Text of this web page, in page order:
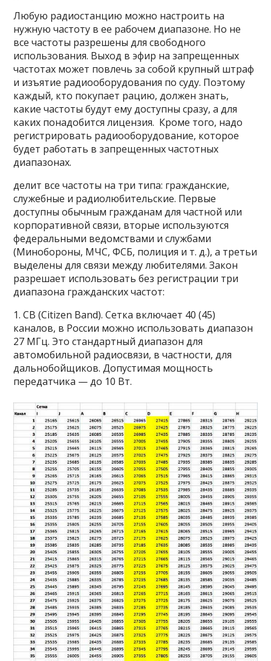
Любую радиостанцию можно настроить на
нужную частоту в ее рабочем диапазоне. Но не
все частоты разрешены для свободного
использования. Выход в эфир на запрещенных
частотах может повлечь за собой крупный штраф
и изъятие радиооборудования по суду. Поэтому
каждый, кто покупает рацию, должен знать,
какие частоты будут ему доступны сразу, а для
каких понадобится лицензия. Кроме того, надо
регистрировать радиооборудование, которое
будет работать в запрещенных частотных
диапазонах.
делит все частоты на три типа: гражданские,
служебные и радиолюбительские. Первые
доступны обычным гражданам для частной или
корпоративной связи, вторые используются
федеральными ведомствами и службами
(Минобороны, МЧС, ФСБ, полиция и т. д.), а третьи
выделены для связи между любителями. Закон
разрешает использовать без регистрации три
диапазона гражданских частот:
1. CB (Citizen Band). Сетка включает 40 (45)
каналов, в России можно использовать диапазон
27 МГц. Это стандартный диапазон для
автомобильной радиосвязи, в частности, для
дальнобойщиков. Допустимая мощность
передатчика — до 10 Вт.